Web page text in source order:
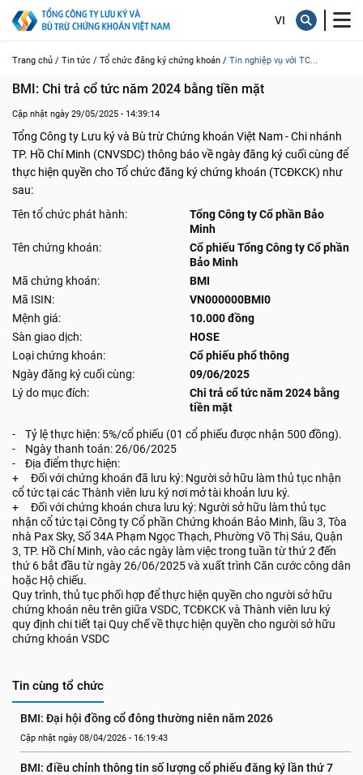
Trang chủ / Tin tức / Tổ chức đăng ký chứng khoán / Tin nghiệp vụ với TC...
BMI: Chi trả cổ tức năm 2024 bằng tiền mặt
Cập nhật ngày 29/05/2025 - 14:39:14
Tổng Công ty Lưu ký và Bù trừ Chứng khoán Việt Nam - Chi nhánh
TP. Hồ Chí Minh (CNVSDC) thông báo về ngày đăng ký cuối cùng để
thực hiện quyền cho Tổ chức đăng ký chứng khoán (TCĐKCK) như
sau:
Tên tổ chức phát hành:
Tổng Công ty Cổ phần Bảo
Minh
Tên chứng khoán:
Cổ phiếu Tổng Công ty Cổ phần
Bảo Minh
Mã chứng khoán:
BMI
Mã ISIN:
VN000000BMI0
Mệnh giá:
10.000 đồng
Sàn giao dịch:
HOSE
Loại chứng khoán:
Cổ phiếu phổ thông
Ngày đăng ký cuối cùng:
09/06/2025
Lý do mục đích:
Chi trả cổ tức năm 2024 bằng
tiền mặt
- Tỷ lệ thực hiện: 5%/cổ phiếu (01 cổ phiếu được nhận 500 đồng).
- Ngày thanh toán: 26/06/2025
- Địa điểm thực hiện:
+ Đối với chứng khoán đã lưu ký: Người sở hữu làm thủ tục nhận
cổ tức tại các Thành viên lưu ký nơi mở tài khoản lưu ký.
+ Đối với chứng khoán chưa lưu ký: Người sở hữu làm thủ tục
nhận cổ tức tại Công ty Cổ phần Chứng khoán Bảo Minh, lầu 3, Tòa
nhà Pax Sky, Số 34A Phạm Ngọc Thạch, Phường Võ Thị Sáu, Quận
3, TP. Hồ Chí Minh, vào các ngày làm việc trong tuần từ thứ 2 đến
thứ 6 bắt đầu từ ngày 26/06/2025 và xuất trình Căn cước công dân
hoặc Hộ chiếu.
Quy trình, thủ tục phối hợp để thực hiện quyền cho người sở hữu
chứng khoán nêu trên giữa VSDC, TCĐKCK và Thành viên lưu ký
quy định chi tiết tại Quy chế về thực hiện quyền cho người sở hữu
chứng khoán VSDC
Tin cùng tổ chức
BMI: Đại hội đồng cổ đông thường niên năm 2026
Cập nhật ngày 08/04/2026 - 16:19:43
BMI: điều chỉnh thông tin số lượng cổ phiếu đăng ký lần thứ 7